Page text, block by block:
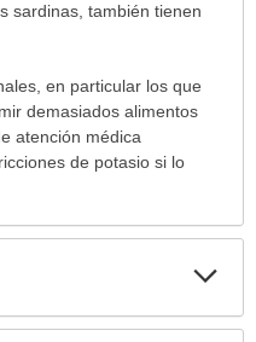
sardinas, también tienen
en particular los que
demasiados alimentos
atención médica
de potasio si lo